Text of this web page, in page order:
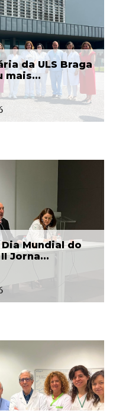
da ULS Braga
mais...
Mundial do
Jorna...